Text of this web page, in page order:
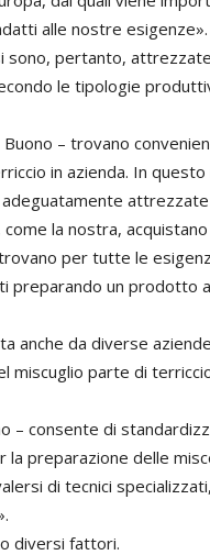
alle nostre esigenze».
sono, pertanto,
le tipologie
– trovano
in azienda. In
la nostra,
per tutte le
preparando un prodotto
anche da diverse
miscuglio parte di
– consente di
preparazione delle
di tecnici
diversi fattori.